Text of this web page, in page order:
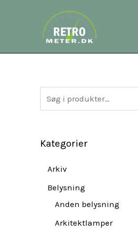
a
Kategorier
Arkiv
Belysning
Anden belysning
Arkitektlamper